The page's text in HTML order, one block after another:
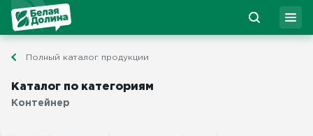
Полный каталог продукции
Каталог по категориям
Контейнер